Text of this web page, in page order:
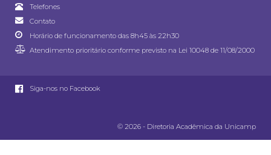
Telefones
Contato
Horário de funcionamento das 8h45 às 22h30
Atendimento prioritário conforme previsto na Lei 10048 de 11/08/2000
Siga-nos no Facebook
© 2026 - Diretoria Acadêmica da Unicamp